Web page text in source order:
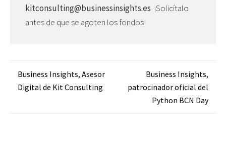
kitconsulting@businessinsights.es ¡Solicítalo
antes de que se agoten los fondos!
Navegación
de
Business Insights, Asesor
Digital de Kit Consulting
Business Insights,
patrocinador oficial del
Python BCN Day